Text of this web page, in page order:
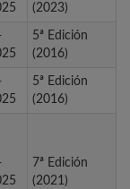
(2023)
5ª Edición
(2016)
5ª Edición
(2016)
7ª Edición
(2021)